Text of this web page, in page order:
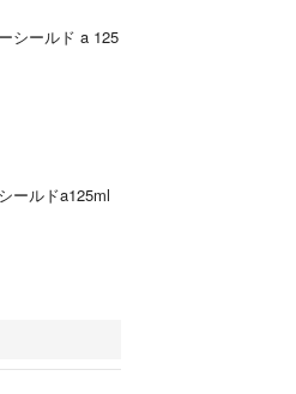
シールド a 125
ールドa125ml